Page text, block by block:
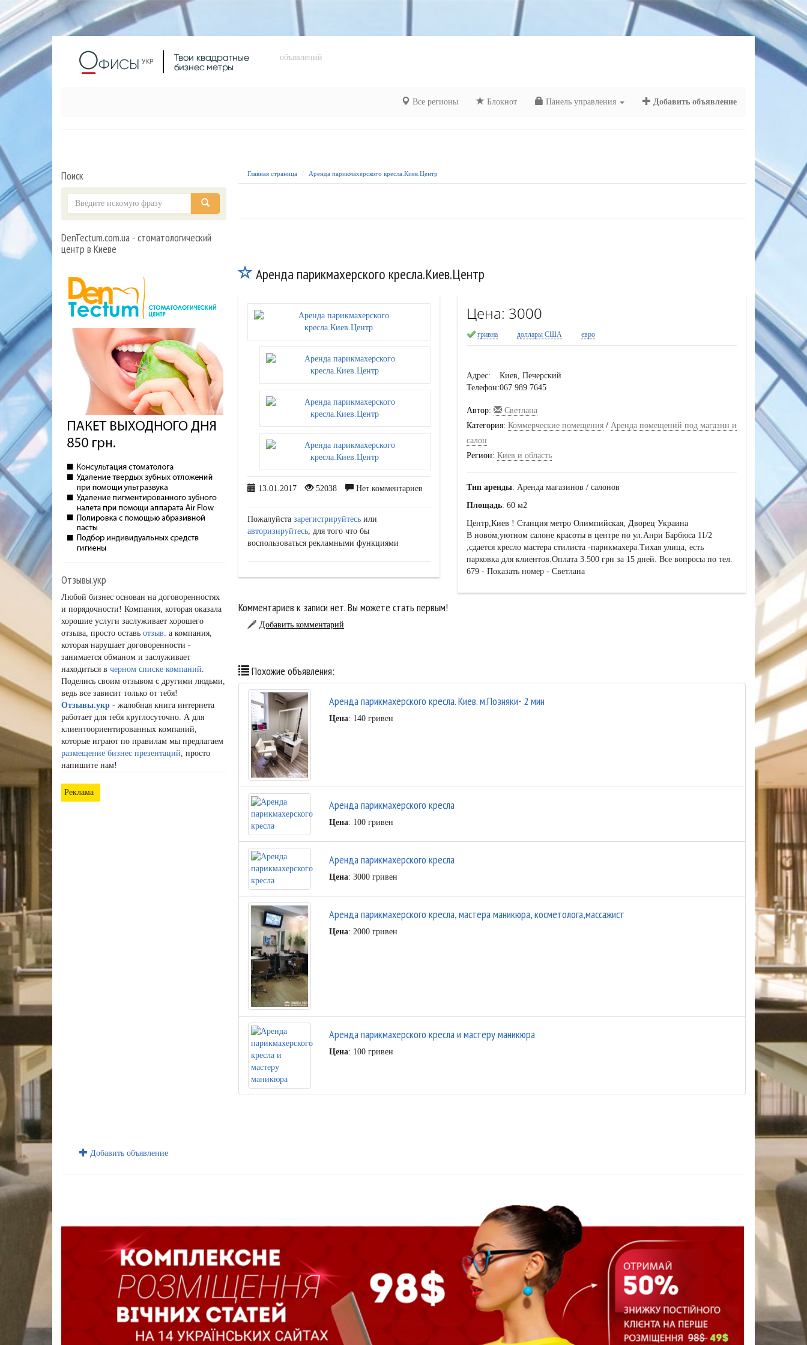
объявлений
Все регионы Блокнот Панель управления Добавить объявление
Поиск
DenTectum.com.ua - стоматологический
центр в Киеве
Отзывы.укр
Любой бизнес основан на договоренностях
и порядочности! Компания, которая оказала
хорошие услуги заслуживает хорошего
отзыва, просто оставь отзыв. а компания,
которая нарушает договоренности -
занимается обманом и заслуживает
находиться в черном списке компаний.
Поделись своим отзывом с другими людьми,
ведь все зависит только от тебя!
Отзывы.укр - жалобная книга интернета
работает для тебя круглосуточно. А для
клиентоориентированных компаний,
которые играют по правилам мы предлагаем
размещение бизнес презентаций, просто
напишите нам!
Реклама
Главная страница Аренда парикмахерского кресла.Киев.Центр
Аренда парикмахерского кресла.Киев.Центр
13.01.2017 52038 Нет комментариев
Пожалуйста зарегистрируйтесь или
авторизируйтесь, для того что бы
воспользоваться рекламными функциями
Цена: 3000
гривна доллары США евро
Адрес:
Киев, Печерский
Телефон:067 989 7645
Автор:
Светлана
Категория: Коммерческие помещения/ Аренда помещений под магазин и
салон
Регион: Киев и область
Тип аренды: Аренда магазинов / салонов
Площадь: 60 м2
Центр,Киев ! Станция метро Олимпийская, Дворец Украина
В новом,уютном салоне красоты в центре по ул.Анри Барбюса 11/2
,сдается кресло мастера стилиста -парикмахера.Тихая улица, есть
парковка для клиентов.Оплата 3.500 грн за 15 дней. Все вопросы по тел.
679 - Показать номер - Светлана
Комментариев к записи нет. Вы можете стать первым!
Добавить комментарий
Похожие объявления:
Аренда парикмахерского кресла. Киев. м.Позняки- 2 мин
Цена: 140 гривен
Аренда парикмахерского кресла
Цена: 100 гривен
Аренда парикмахерского кресла
Цена: 3000 гривен
Аренда парикмахерского кресла, мастера маникюра, косметолога,массажист
Цена: 2000 гривен
Аренда парикмахерского кресла и мастеру маникюра
Цена: 100 гривен
Добавить объявление